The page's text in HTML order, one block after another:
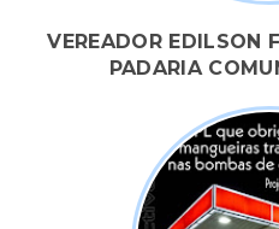
VEREADOR EDILSON
PADARIA